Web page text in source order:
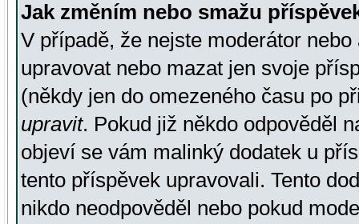
Jak změním nebo smažu
V případě, že nejste moderátor
upravovat nebo mazat jen svoje
(někdy jen do omezeného času po
upravit. Pokud již někdo odpověděl
objeví se vám malinký dodatek u
tento příspěvek upravovali. Tento
nikdo neodpověděl nebo pokud